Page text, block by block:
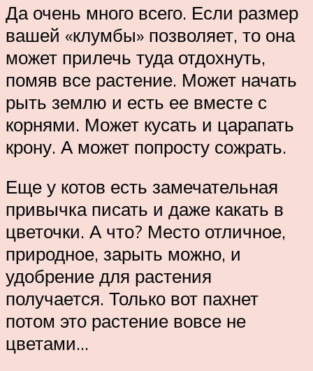
Да очень много всего. Если размер
вашей «клумбы» позволяет, то она
может прилечь туда отдохнуть,
помяв все растение. Может начать
рыть землю и есть ее вместе с
корнями. Может кусать и царапать
крону. А может попросту сожрать.
Еще у котов есть замечательная
привычка писать и даже какать в
цветочки. А что? Место отличное,
природное, зарыть можно, и
удобрение для растения
получается. Только вот пахнет
потом это растение вовсе не
цветами…